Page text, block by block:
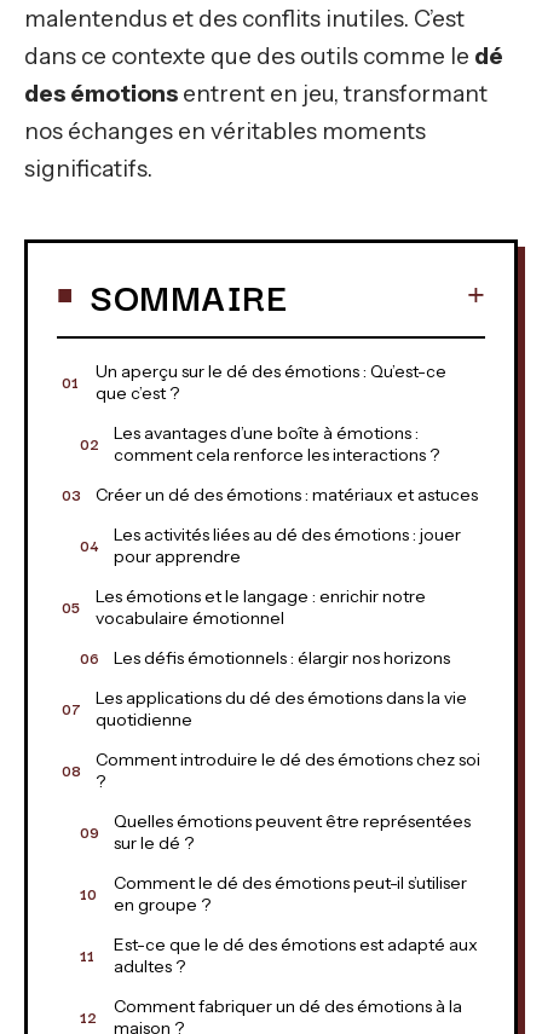
malentendus et des conflits inutiles. C’est
dans ce contexte que des outils comme le dé
des émotions entrent en jeu, transformant
nos échanges en véritables moments
significatifs.
SOMMAIRE
Un aperçu sur le dé des émotions : Qu’est-ce
que c’est ?
Les avantages d’une boîte à émotions :
comment cela renforce les interactions ?
Créer un dé des émotions : matériaux et astuces
Les activités liées au dé des émotions : jouer
pour apprendre
Les émotions et le langage : enrichir notre
vocabulaire émotionnel
Les défis émotionnels : élargir nos horizons
Les applications du dé des émotions dans la vie
quotidienne
Comment introduire le dé des émotions chez soi
?
Quelles émotions peuvent être représentées
sur le dé ?
Comment le dé des émotions peut-il s’utiliser
en groupe ?
Est-ce que le dé des émotions est adapté aux
adultes ?
Comment fabriquer un dé des émotions à la
maison ?